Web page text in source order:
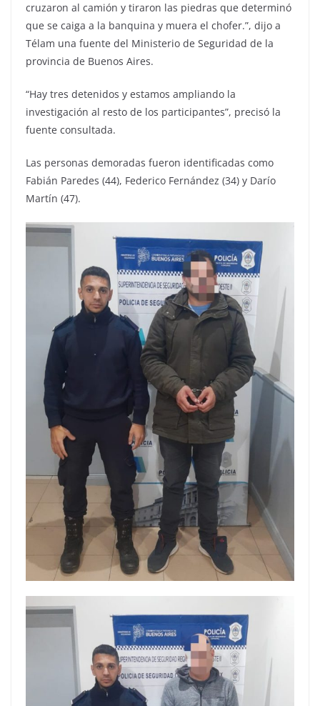
cruzaron al camión y tiraron las piedras que determinó
que se caiga a la banquina y muera el chofer.”, dijo a
Télam una fuente del Ministerio de Seguridad de la
provincia de Buenos Aires.
“Hay tres detenidos y estamos ampliando la
investigación al resto de los participantes”, precisó la
fuente consultada.
Las personas demoradas fueron identificadas como
Fabián Paredes (44), Federico Fernández (34) y Darío
Martín (47).